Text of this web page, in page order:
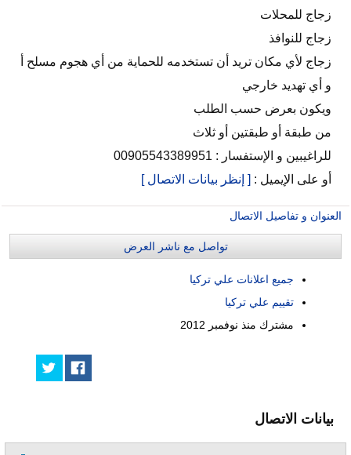
زجاج للمحلات
زجاج للنوافذ
زجاج لأي مكان تريد أن تستخدمه للحماية من أي هجوم مسلح أ
و أي تهديد خارجي
ويكون بعرض حسب الطلب
من طبقة أو طبقتين أو ثلاث
للراغيبين و الإستفسار : 00905543389951
أو على الإيميل : [ إنظر بيانات الاتصال ]
العنوان و تفاصيل الاتصال
تواصل مع ناشر العرض
جميع اعلانات علي تركيا
تقييم علي تركيا
مشترك منذ نوفمبر 2012
بيانات الاتصال